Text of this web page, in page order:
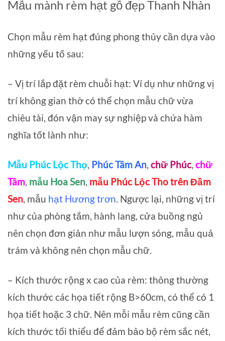
Mẫu mành rèm hạt gỗ đẹp Thanh Nhàn
Chọn mẫu rèm hạt đúng phong thủy cần dựa vào
những yếu tố sau:
– Vị trí lắp đặt rèm chuỗi hạt: Ví dụ như những vị
trí không gian thờ có thể chọn mẫu chữ vừa
chiêu tài, đón vận may sự nghiệp và chứa hàm
nghĩa tốt lành như:
Mẫu Phúc Lộc Thọ, Phúc Tâm An, chữ Phúc, chữ
Tâm, mẫu Hoa Sen, mẫu Phúc Lộc Tho trên Đầm
Sen, mẫu hạt Hương trơn. Ngược lại, những vị trí
như của phòng tắm, hành lang, cửa buồng ngủ
nên chọn đơn giản như mẫu lượn sóng, mẫu quả
trám và không nên chọn mẫu chữ.
– Kích thước rộng x cao của rèm: thông thường
kích thước các họa tiết rộng B>60cm, có thể có 1
họa tiết hoặc 3 chữ. Nên mỗi mẫu rèm cũng cần
kích thước tối thiểu để đảm bảo bộ rèm sắc nét,